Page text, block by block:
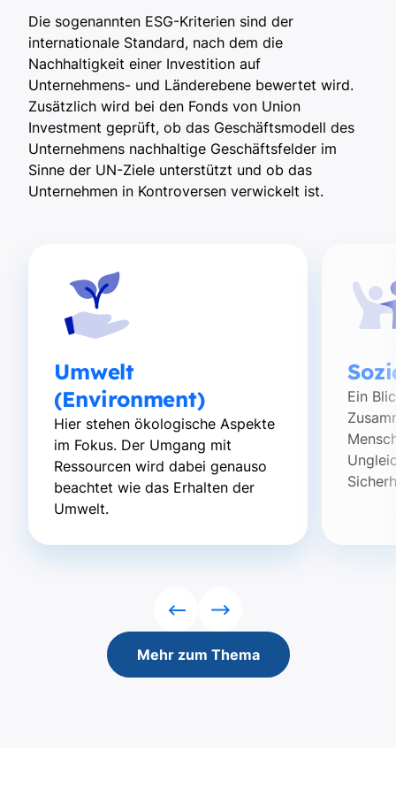
Die sogenannten ESG-Kriterien sind der
internationale Standard, nach dem die
Nachhaltigkeit einer Investition auf
Unternehmens- und Länderebene bewertet wird.
Zusätzlich wird bei den Fonds von Union
Investment geprüft, ob das Geschäftsmodell des
Unternehmens nachhaltige Geschäftsfelder im
Sinne der UN-Ziele unterstützt und ob das
Unternehmen in Kontroversen verwickelt ist.
Umwelt
(Environment)
Hier stehen ökologische Aspekte
im Fokus. Der Umgang mit
Ressourcen wird dabei genauso
beachtet wie das Erhalten der
Umwelt.
Ein
RückwärtsVorwärts
Mehr zum Thema